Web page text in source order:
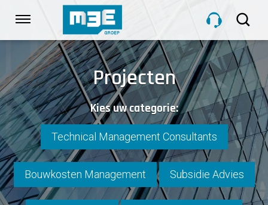
links
Spring
naar
de
inhoud
Spring
naar
navigatie
HOME
DIENSTEN
PROJECTEN
OVER M3E
Projecten
Kies uw categorie:
Technical Management Consultants
Bouwkosten Management Subsidie Advies